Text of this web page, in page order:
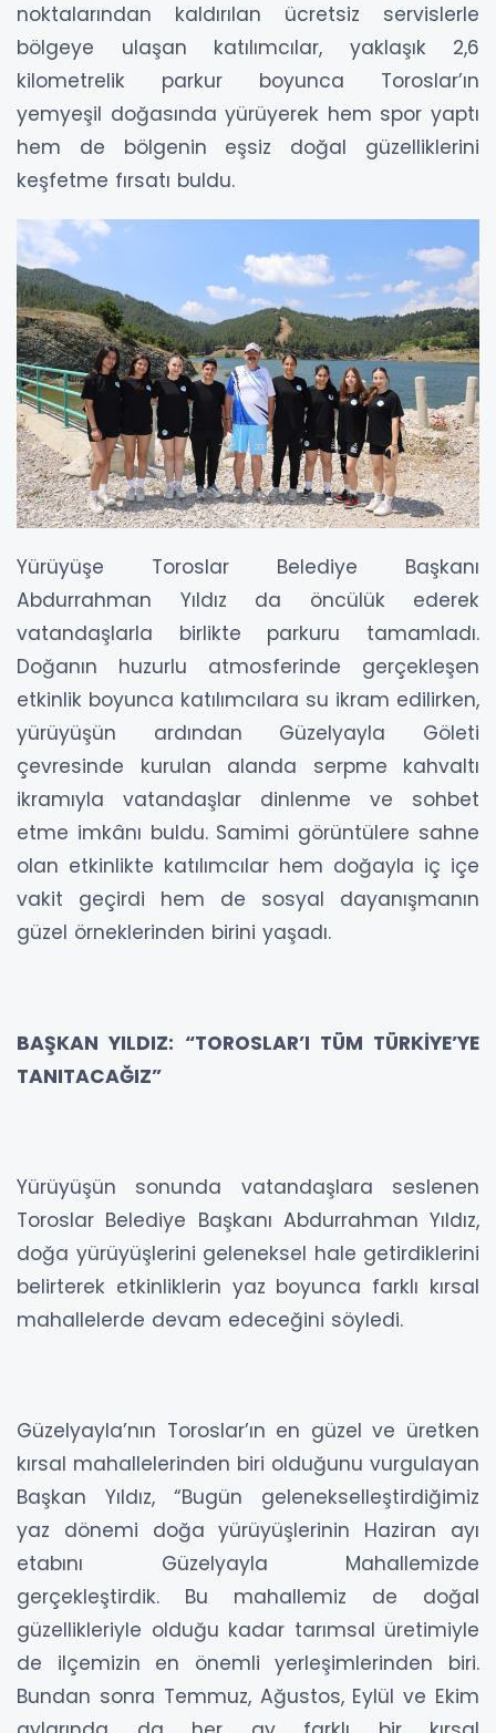
noktalarından kaldırılan ücretsiz servislerle
bölgeye ulaşan katılımcılar, yaklaşık 2,6
kilometrelik parkur boyunca Toroslar’ın
yemyeşil doğasında yürüyerek hem spor yaptı
hem de bölgenin eşsiz doğal güzelliklerini
keşfetme fırsatı buldu.
Yürüyüşe Toroslar Belediye Başkanı
Abdurrahman Yıldız da öncülük ederek
vatandaşlarla birlikte parkuru tamamladı.
Doğanın huzurlu atmosferinde gerçekleşen
etkinlik boyunca katılımcılara su ikram edilirken,
yürüyüşün ardından Güzelyayla Göleti
çevresinde kurulan alanda serpme kahvaltı
ikramıyla vatandaşlar dinlenme ve sohbet
etme imkânı buldu. Samimi görüntülere sahne
olan etkinlikte katılımcılar hem doğayla iç içe
vakit geçirdi hem de sosyal dayanışmanın
güzel örneklerinden birini yaşadı.
BAŞKAN YILDIZ: “TOROSLAR’I TÜM TÜRKİYE’YE
TANITACAĞIZ”
Yürüyüşün sonunda vatandaşlara seslenen
Toroslar Belediye Başkanı Abdurrahman Yıldız,
doğa yürüyüşlerini geleneksel hale getirdiklerini
belirterek etkinliklerin yaz boyunca farklı kırsal
mahallelerde devam edeceğini söyledi.
Güzelyayla’nın Toroslar’ın en güzel ve üretken
kırsal mahallelerinden biri olduğunu vurgulayan
Başkan Yıldız, “Bugün gelenekselleştirdiğimiz
yaz dönemi doğa yürüyüşlerinin Haziran ayı
etabını Güzelyayla Mahallemizde
gerçekleştirdik. Bu mahallemiz de doğal
güzellikleriyle olduğu kadar tarımsal üretimiyle
de ilçemizin en önemli yerleşimlerinden biri.
Bundan sonra Temmuz, Ağustos, Eylül ve Ekim